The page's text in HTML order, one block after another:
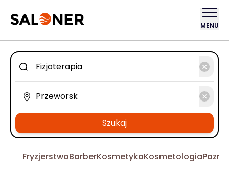
MENU
Szukaj
FryzjerstwoBarberKosmetykaKosmetologia